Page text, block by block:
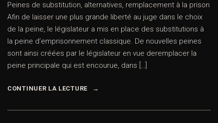
Peines de substitution, alternatives, remplacement à la prison
Afin de laisser une plus grande liberté au juge dans le choix
de la peine, le législateur a mis en place des substitutions à
la peine d’emprisonnement classique. De nouvelles peines
sont ainsi créées par le législateur en vue deremplacer la
peine principale qui est encourue, dans […]
CONTINUER LA LECTURE